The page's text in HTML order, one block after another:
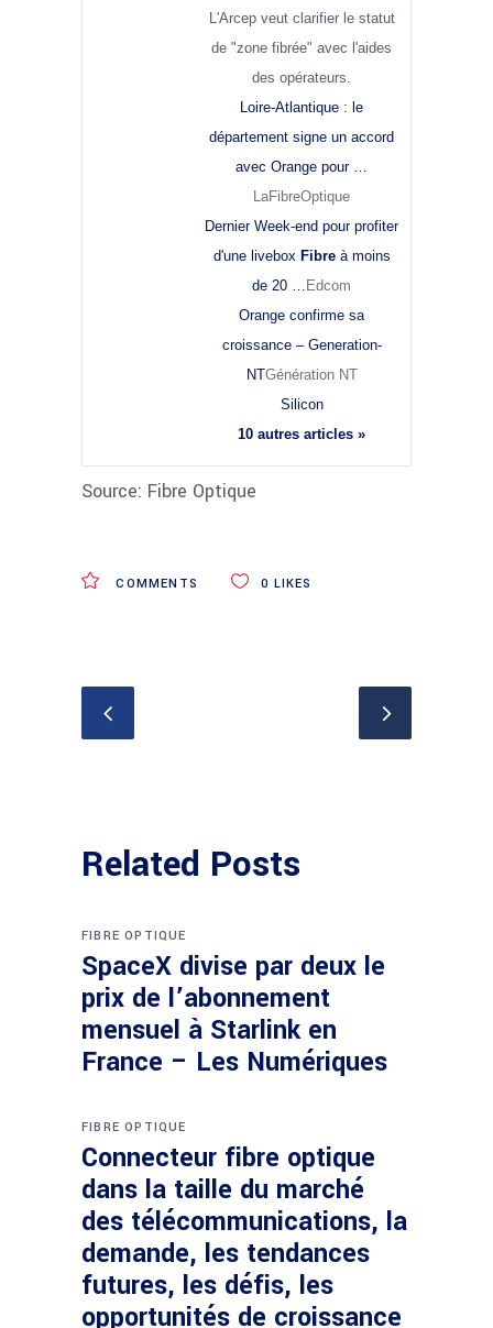
L'Arcep veut clarifier le statut
de "zone fibrée" avec l'aides
des opérateurs.
Loire-Atlantique : le
département signe un accord
avec Orange pour …
LaFibreOptique
Dernier Week-end pour profiter
d'une livebox Fibreà moins
de 20 … Edcom
Orange confirme sa
croissance – Generation-
NTGénération NT
Silicon
10 autres articles »
Source: Fibre Optique
COMMENTS 0 LIKES
Related Posts
FIBRE OPTIQUE
SpaceX divise par deux le
prix de l’abonnement
mensuel à Starlink en
France – Les Numériques
FIBRE OPTIQUE
Connecteur fibre optique
dans la taille du marché
des télécommunications, la
demande, les tendances
futures, les défis, les
opportunités de croissance